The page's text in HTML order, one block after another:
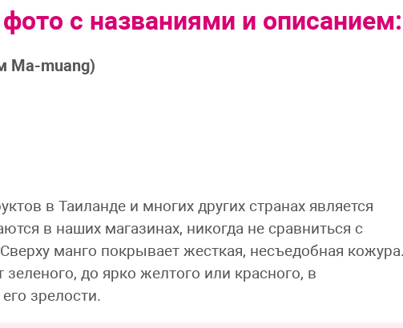
с названиями и описанием:
Ma-muang)
в Таиланде и многих других странах является
в наших магазинах, никогда не сравниться с
манго покрывает жесткая, несъедобная
до ярко желтого или красного, в
зрелости.